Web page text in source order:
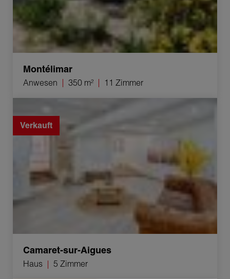
Montélimar
Anwesen 350 m² 11 Zimmer
Verkauf Haus Camaret-sur-Aigues 5 Zimmer
Verkauft
Camaret-sur-Aigues
Haus 5 Zimmer